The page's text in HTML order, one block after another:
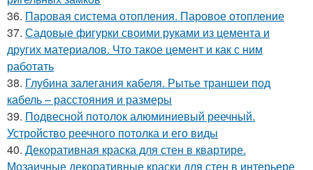
36. Паровая система отопления. Паровое отопление
37. Садовые фигурки своими руками из цемента и
других материалов. Что такое цемент и как с ним
работать
38. Глубина залегания кабеля. Рытье траншеи под
кабель – расстояния и размеры
39. Подвесной потолок алюминиевый реечный.
Устройство реечного потолка и его виды
40. Декоративная краска для стен в квартире.
Мозаичные декоративные краски для стен в интерьере